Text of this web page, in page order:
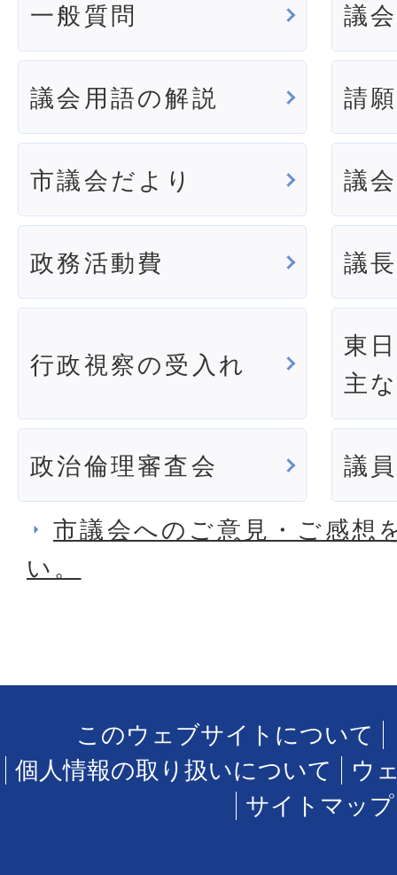
一般質問 議
議会用語の解説 請
市議会だより 議
政務活動費 議
行政視察の受入れ
東
主
政治倫理審査会 議
市議会へのご意見・ご感想
い。
このウェブサイトについて
個人情報の取り扱いについて
ウ
サイトマップ